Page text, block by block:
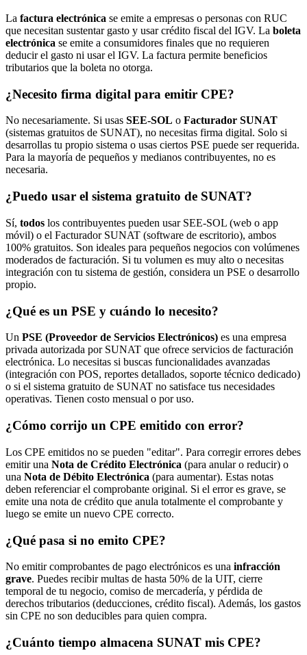
La factura electrónica se emite a empresas o personas con RUC
que necesitan sustentar gasto y usar crédito fiscal del IGV. La boleta
electrónica se emite a consumidores finales que no requieren
deducir el gasto ni usar el IGV. La factura permite beneficios
tributarios que la boleta no otorga.
¿Necesito firma digital para emitir CPE?
No necesariamente. Si usas SEE-SOL o Facturador SUNAT
(sistemas gratuitos de SUNAT), no necesitas firma digital. Solo si
desarrollas tu propio sistema o usas ciertos PSE puede ser requerida.
Para la mayoría de pequeños y medianos contribuyentes, no es
necesaria.
¿Puedo usar el sistema gratuito de SUNAT?
Sí, todos los contribuyentes pueden usar SEE-SOL (web o app
móvil) o el Facturador SUNAT (software de escritorio), ambos
100% gratuitos. Son ideales para pequeños negocios con volúmenes
moderados de facturación. Si tu volumen es muy alto o necesitas
integración con tu sistema de gestión, considera un PSE o desarrollo
propio.
¿Qué es un PSE y cuándo lo necesito?
Un PSE (Proveedor de Servicios Electrónicos) es una empresa
privada autorizada por SUNAT que ofrece servicios de facturación
electrónica. Lo necesitas si buscas funcionalidades avanzadas
(integración con POS, reportes detallados, soporte técnico dedicado)
o si el sistema gratuito de SUNAT no satisface tus necesidades
operativas. Tienen costo mensual o por uso.
¿Cómo corrijo un CPE emitido con error?
Los CPE emitidos no se pueden "editar". Para corregir errores debes
emitir una Nota de Crédito Electrónica (para anular o reducir) o
una Nota de Débito Electrónica (para aumentar). Estas notas
deben referenciar el comprobante original. Si el error es grave, se
emite una nota de crédito que anula totalmente el comprobante y
luego se emite un nuevo CPE correcto.
¿Qué pasa si no emito CPE?
No emitir comprobantes de pago electrónicos es una infracción
grave. Puedes recibir multas de hasta 50% de la UIT, cierre
temporal de tu negocio, comiso de mercadería, y pérdida de
derechos tributarios (deducciones, crédito fiscal). Además, los gastos
sin CPE no son deducibles para quien compra.
¿Cuánto tiempo almacena SUNAT mis CPE?